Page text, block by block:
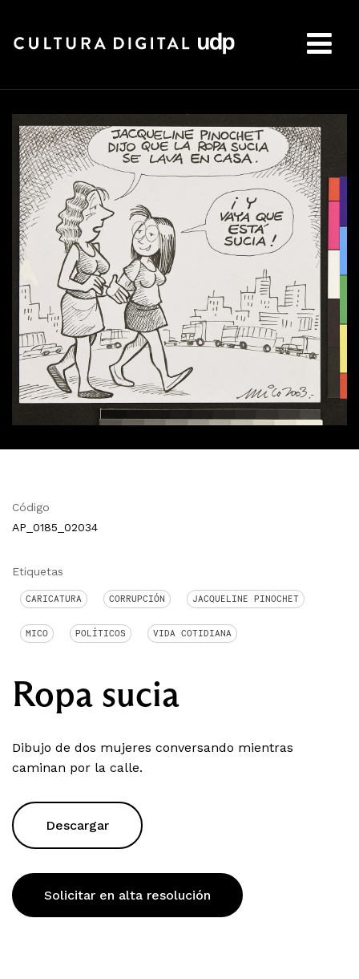
Código
AP_0185_02034
Etiquetas
CARICATURA CORRUPCIÓN JACQUELINE PINOCHET
MICO POLÍTICOS VIDA COTIDIANA
Ropa sucia
Dibujo de dos mujeres conversando mientras
caminan por la calle.
Descargar
Solicitar en alta resolución